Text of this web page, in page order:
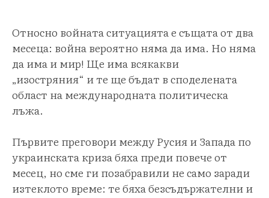
Относно войната ситуацията е същата от два
месеца: война вероятно няма да има. Но няма
да има и мир! Ще има всякакви
„изостряния“ и те ще бъдат в споделената
област на международната политическа
лъжа.
Първите преговори между Русия и Запада по
украинската криза бяха преди повече от
месец, но сме ги позабравили не само заради
изтеклото време: те бяха безсъдържателни и